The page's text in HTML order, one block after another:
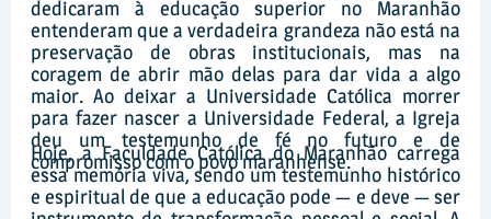
dedicaram à educação superior no Maranhão
entenderam que a verdadeira grandeza não está na
preservação de obras institucionais, mas na
coragem de abrir mão delas para dar vida a algo
maior. Ao deixar a Universidade Católica morrer
para fazer nascer a Universidade Federal, a Igreja
deu um testemunho de fé no futuro e de
compromisso com o povo maranhense.
Hoje, a Faculdade Católica do Maranhão carrega
essa memória viva, sendo um testemunho histórico
e espiritual de que a educação pode — e deve — ser